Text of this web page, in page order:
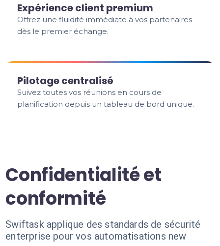
Expérience client premium
Offrez une fluidité immédiate à vos partenaires
dès le premier échange.
Pilotage centralisé
Suivez toutes vos réunions en cours de
planification depuis un tableau de bord unique.
Confidentialité et
conformité
Swiftask applique des standards de sécurité
enterprise pour vos automatisations new